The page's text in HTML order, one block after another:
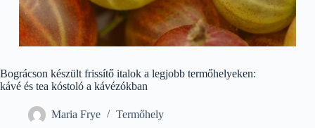
Bográcson készült frissítő italok a legjobb termőhelyeken:
kávé és tea kóstoló a kávézókban
Maria Frye Termőhely